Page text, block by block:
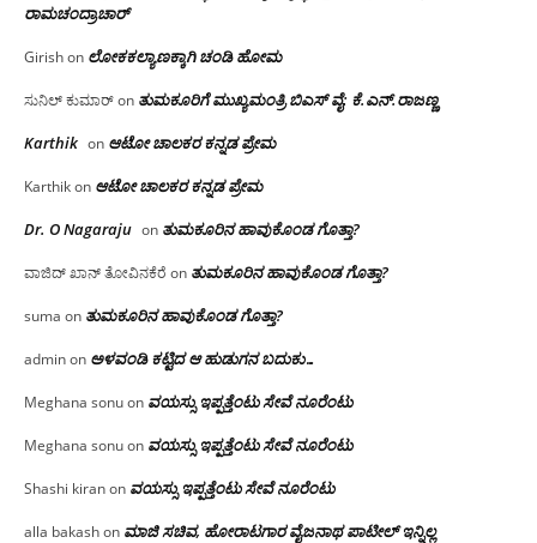
ರಾಮಚಂದ್ರಾಚಾರ್
Girishon ಲೋಕಕಲ್ಯಾಣಕ್ಕಾಗಿ ಚಂಡಿ ಹೋಮ
ಸುನಿಲ್ ಕುಮಾರ್on ತುಮಕೂರಿಗೆ ಮುಖ್ಯಮಂತ್ರಿ ಬಿಎಸ್ ವೈ: ಕೆ.ಎನ್.ರಾಜಣ್ಣ
Karthik on ಆಟೋ ಚಾಲಕರ ಕನ್ನಡ ಪ್ರೇಮ
Karthikon ಆಟೋ ಚಾಲಕರ ಕನ್ನಡ ಪ್ರೇಮ
Dr. O Nagaraju on ತುಮಕೂರಿನ ಹಾವುಕೊಂಡ ಗೊತ್ತಾ?
ವಾಜಿದ್ ಖಾನ್ ತೋವಿನಕೆರೆ on ತುಮಕೂರಿನ ಹಾವುಕೊಂಡ ಗೊತ್ತಾ?
suma on ತುಮಕೂರಿನ ಹಾವುಕೊಂಡ ಗೊತ್ತಾ?
adminon ಅಳವಂಡಿ ಕಟ್ಟಿದ ಆ ಹುಡುಗನ ಬದುಕು…
Meghana sonuon ವಯಸ್ಸು ಇಪ್ಪತ್ತೆಂಟು ಸೇವೆ ನೂರೆಂಟು
Meghana sonuon ವಯಸ್ಸು ಇಪ್ಪತ್ತೆಂಟು ಸೇವೆ ನೂರೆಂಟು
Shashi kiranon ವಯಸ್ಸು ಇಪ್ಪತ್ತೆಂಟು ಸೇವೆ ನೂರೆಂಟು
alla bakashon ಮಾಜಿ ಸಚಿವ, ಹೋರಾಟಗಾರ ವೈಜನಾಥ ಪಾಟೀಲ್ ಇನ್ನಿಲ್ಲ